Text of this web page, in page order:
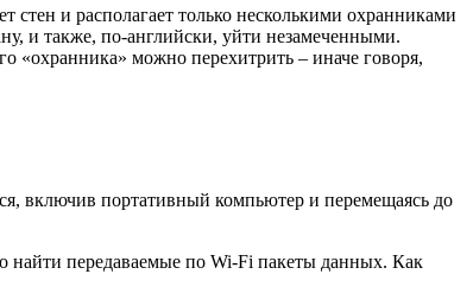
и располагает только несколькими охранниками
и также, по-английски, уйти незамеченными.
«охранника» можно перехитрить – иначе говоря,
включив портативный компьютер и перемещаясь до
найти передаваемые по Wi-Fi пакеты данных. Как